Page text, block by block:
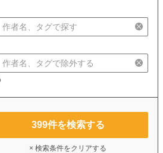
399件を検索する
× 検索条件をクリアする